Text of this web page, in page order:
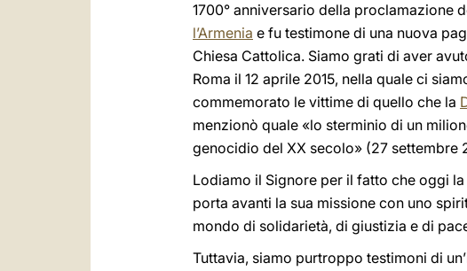
1700° anniversario della proclamazione
l’Armenia e fu testimone di una nuova
Chiesa Cattolica. Siamo grati di aver
Roma il 12 aprile 2015, nella quale ci
commemorato le vittime di quello che la
menzionò quale «lo sterminio di un
genocidio del XX secolo» (27 settembre
Lodiamo il Signore per il fatto che oggi
porta avanti la sua missione con uno
mondo di solidarietà, di giustizia e di
Tuttavia, siamo purtroppo testimoni di